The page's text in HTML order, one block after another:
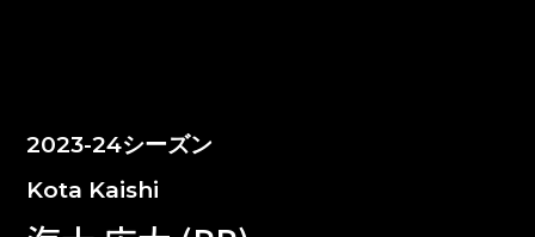
2023-24シーズン
Kota Kaishi